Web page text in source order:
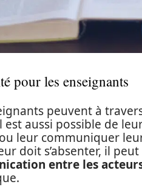
pour les enseignants
peuvent à
est aussi possible de
leur communiquer
doit s’absenter, il
entre les